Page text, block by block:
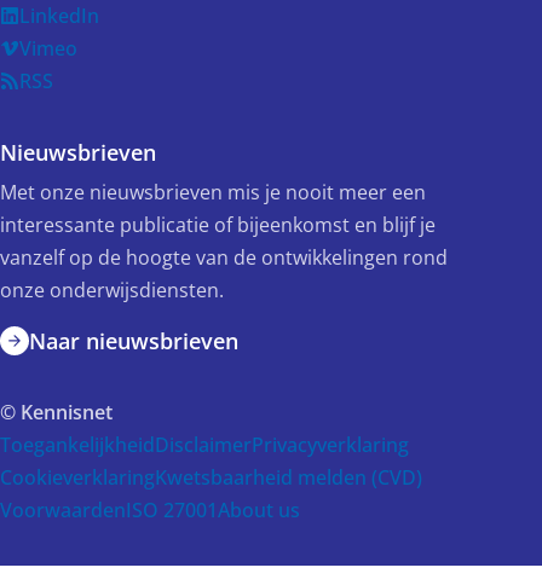
LinkedIn
Vimeo
RSS
Nieuwsbrieven
Met onze nieuwsbrieven mis je nooit meer een
interessante publicatie of bijeenkomst en blijf je
vanzelf op de hoogte van de ontwikkelingen rond
onze onderwijsdiensten.
Naar nieuwsbrieven
© Kennisnet
ToegankelijkheidDisclaimerPrivacyverklaring
CookieverklaringKwetsbaarheid melden (CVD)
VoorwaardenISO 27001About us